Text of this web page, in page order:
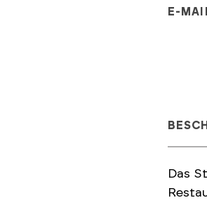
E-
Das